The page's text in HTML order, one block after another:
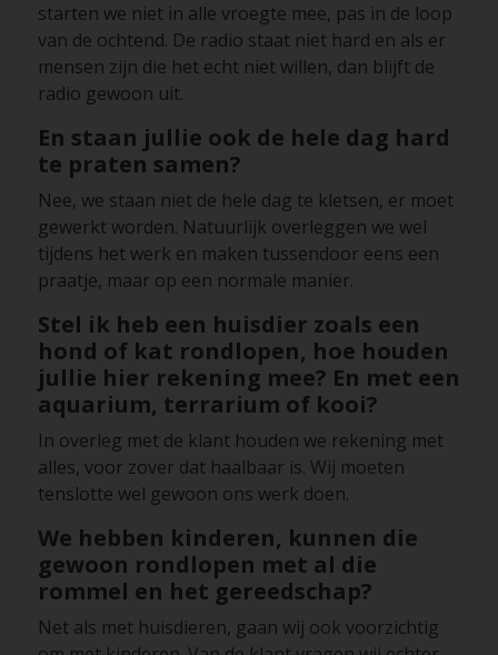
starten we niet in alle vroegte mee, pas in de loop
van de ochtend. De radio staat niet hard en als er
mensen zijn die het echt niet willen, dan blijft de
radio gewoon uit.
En staan jullie ook de hele dag hard
te praten samen?
Nee, we staan niet de hele dag te kletsen, er moet
gewerkt worden. Natuurlijk overleggen we wel
tijdens het werk en maken tussendoor eens een
praatje, maar op een normale manier.
Stel ik heb een huisdier zoals een
hond of kat rondlopen, hoe houden
jullie hier rekening mee? En met een
aquarium, terrarium of kooi?
In overleg met de klant houden we rekening met
alles, voor zover dat haalbaar is. Wij moeten
tenslotte wel gewoon ons werk doen.
We hebben kinderen, kunnen die
gewoon rondlopen met al die
rommel en het gereedschap?
Net als met huisdieren, gaan wij ook voorzichtig